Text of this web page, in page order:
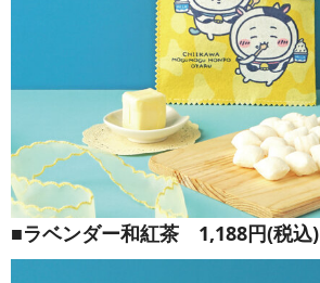
■ラベンダー和紅茶 1,188円(税込)